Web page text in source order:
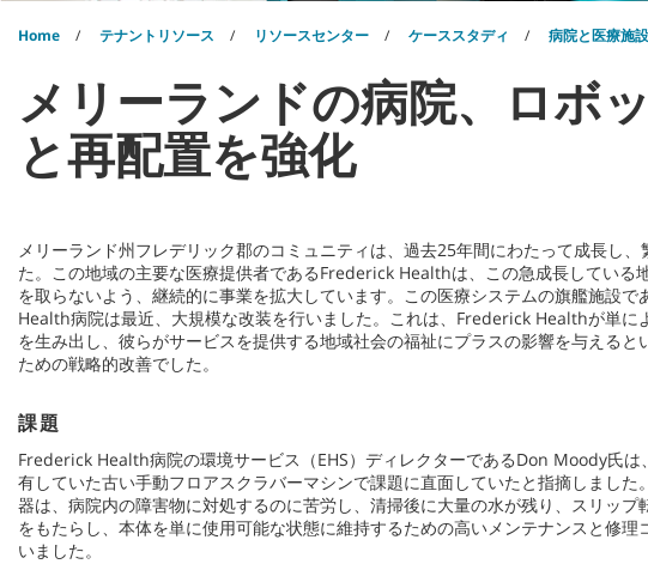
Home テナントリソース リソースセンター ケーススタディ 病院と医療施
メリーランドの病院、ロボ
と再配置を強化
メリーランド州フレデリック郡のコミュニティは、過去25年間にわたって成長し、
た。この地域の主要な医療提供者であるFrederick Healthは、この急成長している
を取らないよう、継続的に事業を拡大しています。この医療システムの旗艦施設
Health病院は最近、大規模な改装を行いました。これは、Frederick Healthが単に
を生み出し、彼らがサービスを提供する地域社会の福祉にプラスの影響を与えると
ための戦略的改善でした。
課題
Frederick Health病院の環境サービス（EHS）ディレクターであるDon Moody氏は
有していた古い手動フロアスクラバーマシンで課題に直面していたと指摘しました
器は、病院内の障害物に対処するのに苦労し、清掃後に大量の水が残り、スリップ
をもたらし、本体を単に使用可能な状態に維持するための高いメンテナンスと修理
いました。